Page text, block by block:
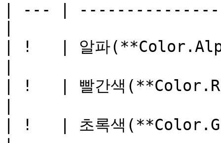
| --- |
| !   | 알파
| !   | 빨간색
| !   | 초록색